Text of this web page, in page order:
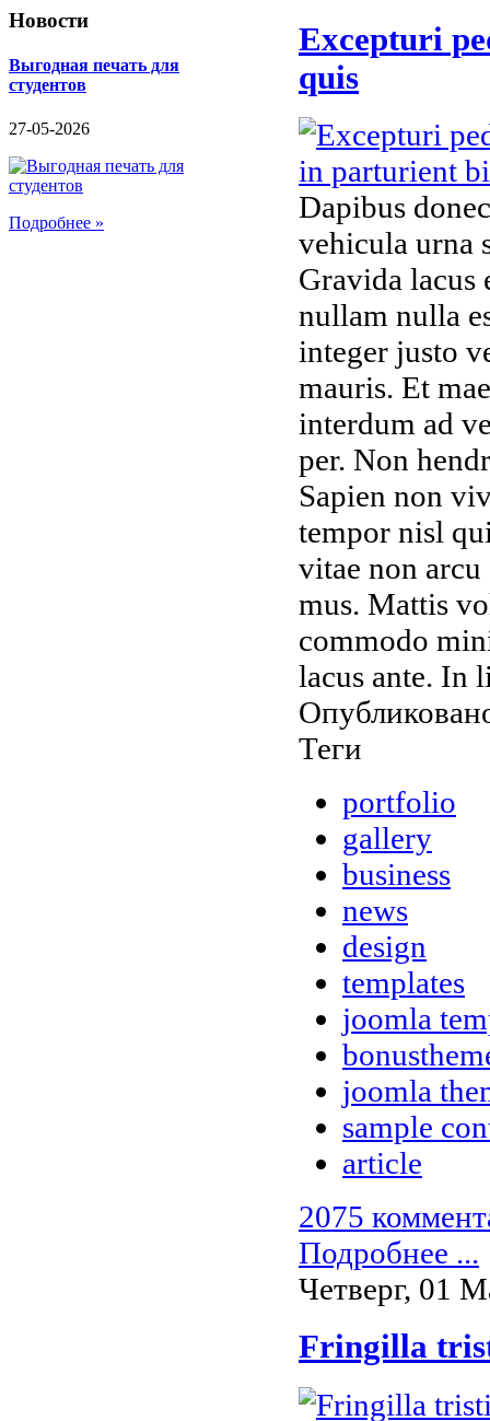
Новости
Выгодная печать для
студентов
27-05-2026
Подробнее »
Excepturi
quis
Dapibus
vehicula urna
Gravida lacus
nullam nulla
integer justo
mauris. Et
interdum ad
per. Non
Sapien non
tempor nisl
vitae non
mus. Mattis
commodo
lacus ante. In
Теги
portfolio
gallery
business
news
design
templates
joomla
joomla
sample
article
2075
Подробнее ...
Четверг, 01
Fringilla